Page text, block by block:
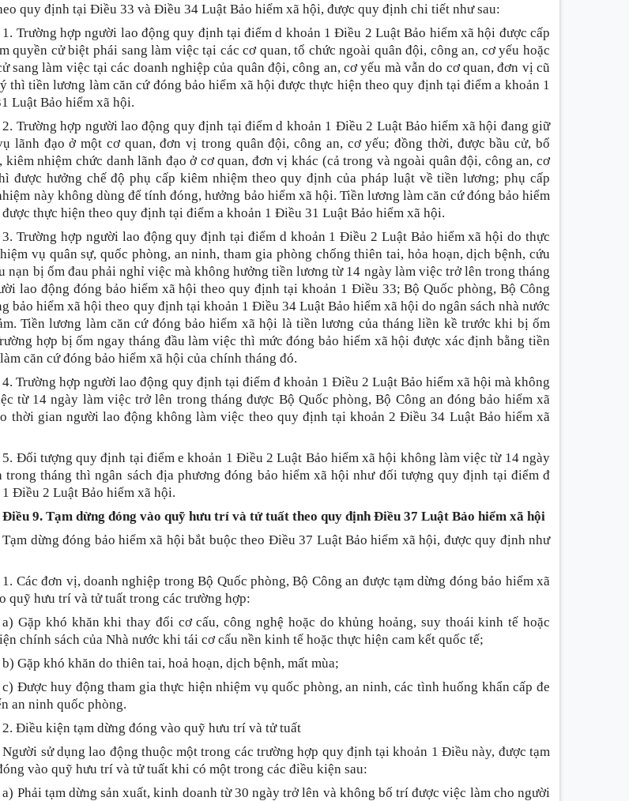
quy định tại Điều 33 và Điều 34 Luật Bảo hiểm xã hội, được quy định chi tiết như sau:
1. Trường hợp người lao động quy định tại điểm d khoản 1 Điều 2 Luật Bảo hiểm xã hội được cấp
quyền cử biệt phái sang làm việc tại các cơ quan, tổ chức ngoài quân đội, công an, cơ yếu hoặc
sang làm việc tại các doanh nghiệp của quân đội, công an, cơ yếu mà vẫn do cơ quan, đơn vị cũ
thì tiền lương làm căn cứ đóng bảo hiểm xã hội được thực hiện theo quy định tại điểm a khoản 1
Luật Bảo hiểm xã hội.
2. Trường hợp người lao động quy định tại điểm d khoản 1 Điều 2 Luật Bảo hiểm xã hội đang giữ
lãnh đạo ở một cơ quan, đơn vị trong quân đội, công an, cơ yếu; đồng thời, được bầu cử, bổ
kiêm nhiệm chức danh lãnh đạo ở cơ quan, đơn vị khác (cả trong và ngoài quân đội, công an, cơ
được hưởng chế độ phụ cấp kiêm nhiệm theo quy định của pháp luật về tiền lương; phụ cấp
này không dùng để tính đóng, hưởng bảo hiểm xã hội. Tiền lương làm căn cứ đóng bảo hiểm
thực hiện theo quy định tại điểm a khoản 1 Điều 31 Luật Bảo hiểm xã hội.
3. Trường hợp người lao động quy định tại điểm d khoản 1 Điều 2 Luật Bảo hiểm xã hội do thực
vụ quân sự, quốc phòng, an ninh, tham gia phòng chống thiên tai, hỏa hoạn, dịch bệnh, cứu
nạn bị ốm đau phải nghỉ việc mà không hưởng tiền lương từ 14 ngày làm việc trở lên trong tháng
lao động đóng bảo hiểm xã hội theo quy định tại khoản 1 Điều 33; Bộ Quốc phòng, Bộ Công
bảo hiểm xã hội theo quy định tại khoản 1 Điều 34 Luật Bảo hiểm xã hội do ngân sách nhà nước
Tiền lương làm căn cứ đóng bảo hiểm xã hội là tiền lương của tháng liền kề trước khi bị ốm
hợp bị ốm ngay tháng đầu làm việc thì mức đóng bảo hiểm xã hội được xác định bằng tiền
căn cứ đóng bảo hiểm xã hội của chính tháng đó.
4. Trường hợp người lao động quy định tại điểm đ khoản 1 Điều 2 Luật Bảo hiểm xã hội mà không
từ 14 ngày làm việc trở lên trong tháng được Bộ Quốc phòng, Bộ Công an đóng bảo hiểm xã
thời gian người lao động không làm việc theo quy định tại khoản 2 Điều 34 Luật Bảo hiểm xã
5. Đối tượng quy định tại điểm e khoản 1 Điều 2 Luật Bảo hiểm xã hội không làm việc từ 14 ngày
trong tháng thì ngân sách địa phương đóng bảo hiểm xã hội như đối tượng quy định tại điểm đ
Điều 2 Luật Bảo hiểm xã hội.
Điều 9. Tạm dừng đóng vào quỹ hưu trí và tử tuất theo quy địnhĐiều 37 Luật Bảo hiểm xã hội
Tạm dừng đóng bảo hiểm xã hội bắt buộc theo Điều 37 Luật Bảo hiểm xã hội, được quy định như
1. Các đơn vị, doanh nghiệp trong Bộ Quốc phòng, Bộ Công an được tạm dừng đóng bảo hiểm xã
quỹ hưu trí và tử tuất trong các trường hợp:
a) Gặp khó khăn khi thay đổi cơ cấu, công nghệ hoặc do khủng hoảng, suy thoái kinh tế hoặc
chính sách của Nhà nước khi tái cơ cấu nền kinh tế hoặc thực hiện cam kết quốc tế;
b) Gặp khó khăn do thiên tai, hoả hoạn, dịch bệnh, mất mùa;
c) Được huy động tham gia thực hiện nhiệm vụ quốc phòng, an ninh, các tình huống khẩn cấp đe
an ninh quốc phòng.
2. Điều kiện tạm dừng đóng vào quỹ hưu trí và tử tuất
Người sử dụng lao động thuộc một trong các trường hợp quy định tại khoản 1 Điều này, được tạm
vào quỹ hưu trí và tử tuất khi có một trong các điều kiện sau:
a) Phải tạm dừng sản xuất, kinh doanh từ 30 ngày trở lên và không bố trí được việc làm cho người